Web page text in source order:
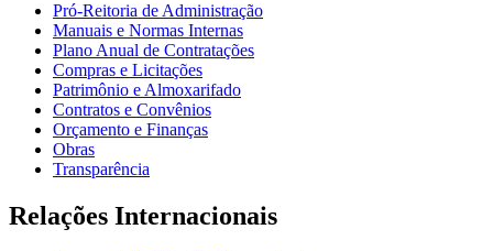
Pró-Reitoria de Administração
Manuais e Normas Internas
Plano Anual de Contratações
Compras e Licitações
Patrimônio e Almoxarifado
Contratos e Convênios
Orçamento e Finanças
Obras
Transparência
Relações Internacionais